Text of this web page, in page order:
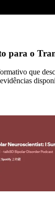
para o
que